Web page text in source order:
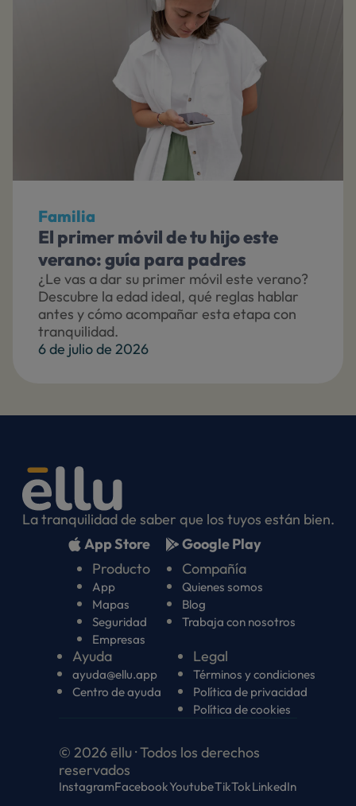
Familia
El primer móvil de tu hijo este
verano: guía para padres
¿Le vas a dar su primer móvil este verano?
Descubre la edad ideal, qué reglas hablar
antes y cómo acompañar esta etapa con
tranquilidad.
6 de julio de 2026
La tranquilidad de saber que los tuyos están bien.
App Store
Google Play
Producto
App
Mapas
Seguridad
Empresas
Compañía
Quienes somos
Blog
Trabaja con nosotros
Ayuda
ayuda@ellu.app
Centro de ayuda
Legal
Términos y condiciones
Política de privacidad
Política de cookies
© 2026 ēllu · Todos los derechos
reservados
InstagramFacebookYoutubeTikTokLinkedIn